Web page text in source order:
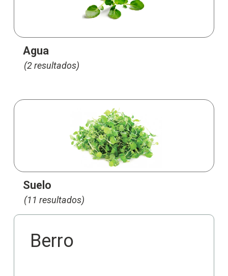
Agua
(2 resultados)
Suelo
(11 resultados)
Berro